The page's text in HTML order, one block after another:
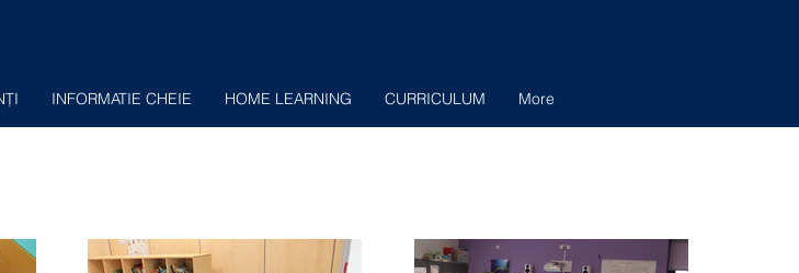
INFORMATIE CHEIE HOME LEARNING CURRICULUM More